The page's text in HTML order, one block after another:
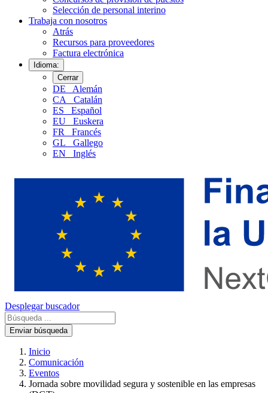
Selección de personal interino
Trabaja con nosotros
Atrás
Recursos para proveedores
Factura electrónica
Idioma:
Cerrar
DE
Alemán
CA
Catalán
ES
Español
EU
Euskera
FR
Francés
GL
Gallego
EN
Inglés
Desplegar buscador
Enviar búsqueda
Inicio
Comunicación
Eventos
Jornada sobre movilidad segura y sostenible en las empresas